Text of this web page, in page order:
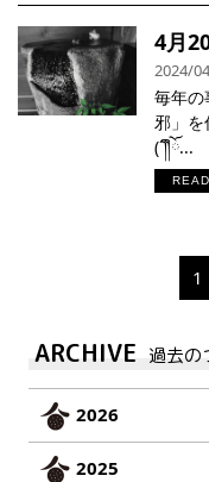
4月
2024/
毎年
邪」を
(´༎ຶོ...
1
ARCHIVE 過去の
2026
2025